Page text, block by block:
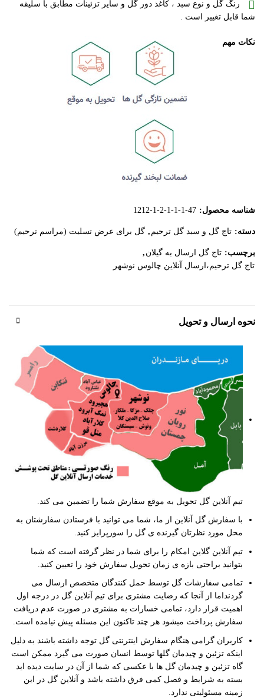
رنگ گل و نوع سبد ، کاغذ دور گل و سایر تزئینات مطابق با سلیقه
شما قابل تغییر است .
نکات مهم
شناسه محصول: 1212-1-2-1-1-1-47
دسته: تاج گل و سبد گل ترحیم , گل برای عرض تسلیت (مراسم ترحیم)
برچسب: تاج گل ارسال به گیلان ,
تاج گل ترحیم،ارسال آنلاین چالوس نوشهر
نحوه ارسال و تحویل
تیم آنلاین گل تحویل به موقع سفارش شما را تضمین می کند.
با سفارش گل آنلاین از ما، شما می توانید با فرستادن سفارشتان به
محل مورد نظرتان گیرنده ی گل را سورپرایز کنید.
تیم آنلاین گلاین امکام را برای شما در نظر گرفته است که شما
بتوانید براحتی بازه ی زمان تحویل سفارش خود را تعیین کنید.
تمامی سفارشات گل توسط حمل کنندگان متخصص ارسال می
گردنداما از آنجا که رضایت مشتری برای تیم آنلاین گل در درجه اول
اهمیت قرار دارد، تمامی خسارات به مشتری در صورت عدم دریافت
سفارش پرداخت میشود هر چند تاکنون این مسئله پیش نیامده است.
کاربران گرامی هنگام سفارش اینترنتی گل توجه داشته باشند به دلیل
اینکه تزئین و چیدمان گلها توسط انسان صورت می گیرد ممکن است
گاه تزئین و چیدمان گل ها با عکسی که شما از آن در سایت دیده اید
بسته به شرایط و فصل کمی فرق داشته باشد و آنلاین گل در این
زمینه مسئولیتی ندارد.